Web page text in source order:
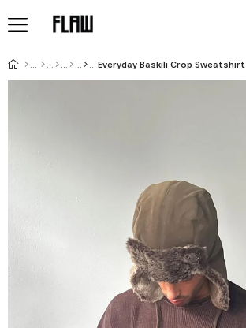
Everyday Baskılı Crop Sweatshirt